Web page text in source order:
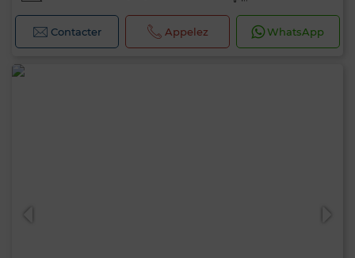
Contacter Appelez WhatsApp